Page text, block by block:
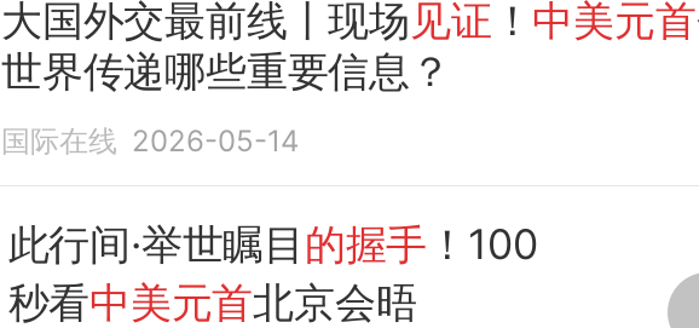
大国外交最前线丨现场 见证 ！ 中美元首
世界传递哪些重要信息？
国际在线 2026-05-14
此行间·举世瞩目 的握手 ！100
秒看中美元首北京会晤